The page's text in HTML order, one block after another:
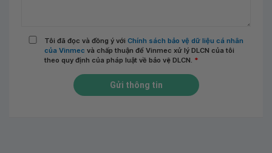
Tôi đã đọc và đồng ý với Chính sách bảo vệ dữ liệu cá nhân
của Vinmec và chấp thuận để Vinmec xử lý DLCN của tôi
theo quy định của pháp luật về bảo vệ DLCN. *
Gửi thông tin